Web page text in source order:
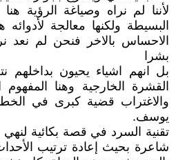
لأننا لم نراه وصياغة الرؤية
البسيطة ولكنها معالجة
الاحساس بالاخر فنحن لم نعد
بشرا
بل انهم اشياء يحيون بداخلهم
القشرة الخارجية وهنا المفهوم
والاغتراب قضية كبرى في
يوسف.
تقنية السرد في قصة بكائية
شاعرة بحيث إعادة ترتيب